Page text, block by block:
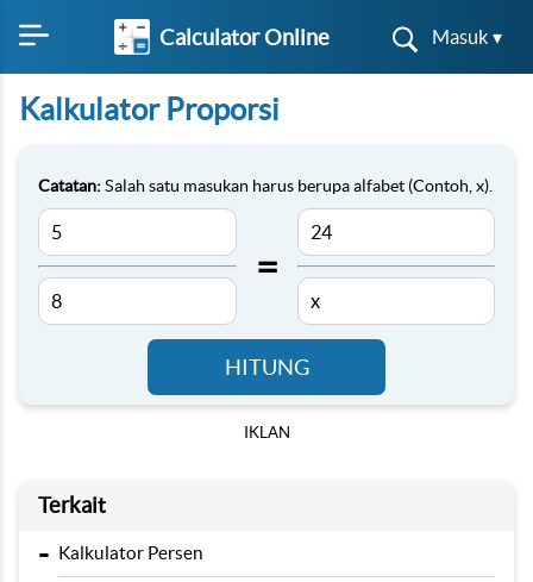
Calculator Online Masuk ▾
Kalkulator Proporsi
Catatan:Salah satu masukan harus berupa alfabet (Contoh, x).
=
HITUNG
IKLAN
Terkait
- Kalkulator Persen